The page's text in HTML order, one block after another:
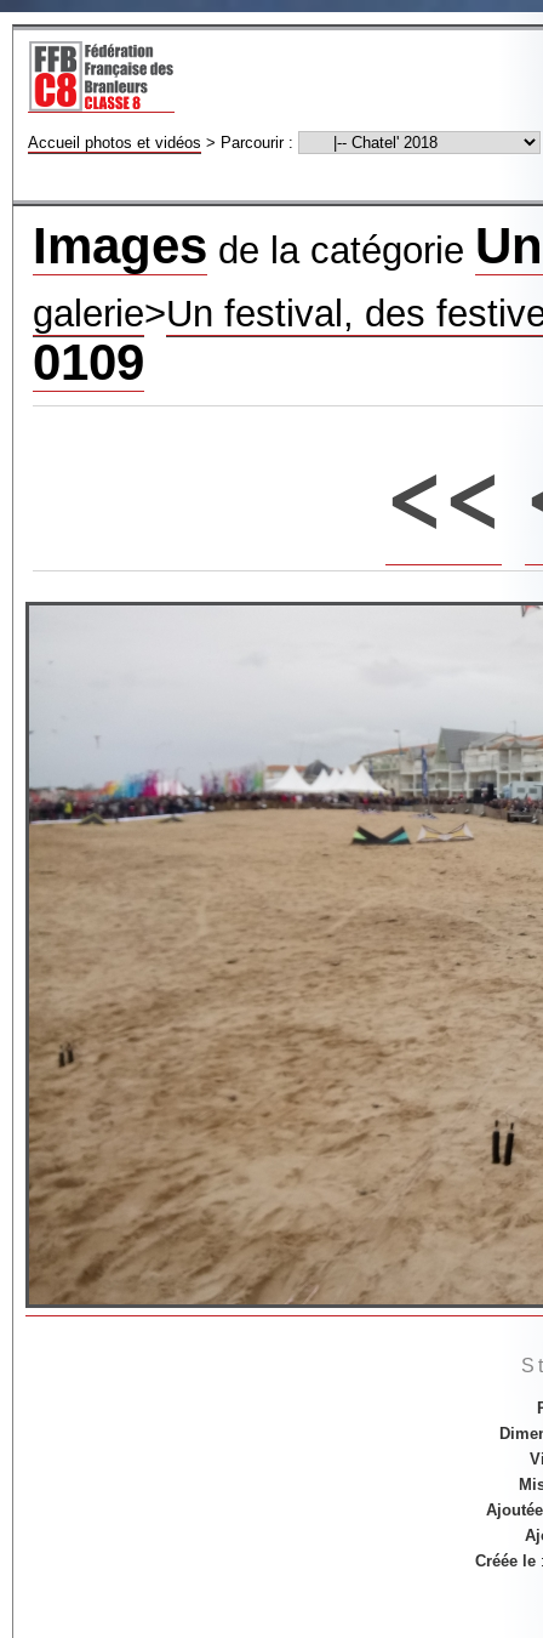
Accueil photos et vidéos > Parcourir :
Images de la catégorie
galerie>Un festival, des
0109
<<
Créée le